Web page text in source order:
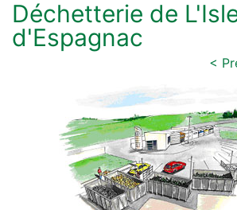
Déchetterie de
d'Espagnac
<